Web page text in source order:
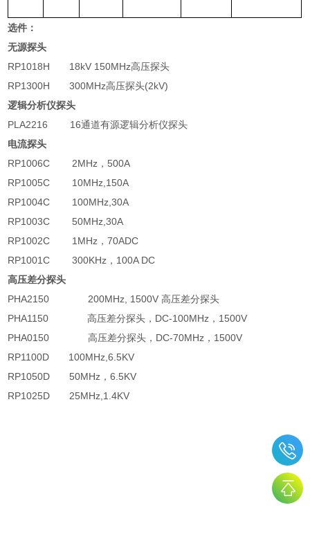
选件：
无源探头
RP1018H
18kV 150MHz高压探头
RP1300H
300MHz高压探头(2kV)
逻辑分析仪探头
PLA2216
16通道有源逻辑分析仪探头
电流探头
RP1006C
2MHz ，500A
RP1005C
10MHz,150A
RP1004C
100MHz,30A
RP1003C
50MHz,30A
RP1002C
1MHz ，70ADC
RP1001C
300KHz ， 100A DC
高压差分探头
PHA2150
200MHz, 1500V高压差分探头
PHA1150
高压差分探头， DC-100MHz ， 1500V
PHA0150
高压差分探头， DC-70MHz ， 1500V
RP1100D
100MHz,6.5KV
RP1050D
50MHz ，6.5KV
RP1025D
25MHz,1.4KV